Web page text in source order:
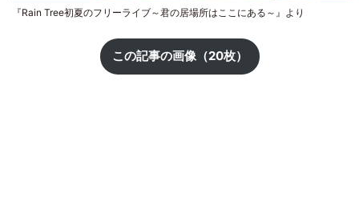
『Rain Tree初夏のフリーライブ～君の居場所はここにある～』より
この記事の画像（20枚）